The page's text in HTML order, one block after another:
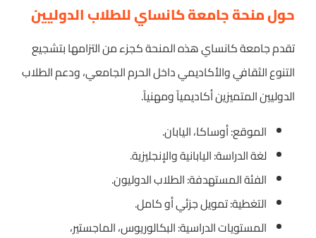
حول منحة جامعة كانساي للطلاب الدوليين
تقدم جامعة كانساي هذه المنحة كجزء من التزامها بتشجيع
التنوع الثقافي والأكاديمي داخل الحرم الجامعي، ودعم الطلاب
الدوليين المتميزين أكاديمياً ومهنياً.
الموقع: أوساكا، اليابان.
لغة الدراسة: اليابانية والإنجليزية.
الفئة المستهدفة: الطلاب الدوليون.
التغطية: تمويل جزئي أو كامل.
المستويات الدراسية: البكالوريوس، الماجستير،